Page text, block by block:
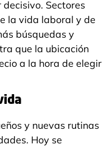
Sectores
la vida laboral y de
búsquedas y
que la ubicación
a la hora de elegir
y nuevas rutinas
Hoy se